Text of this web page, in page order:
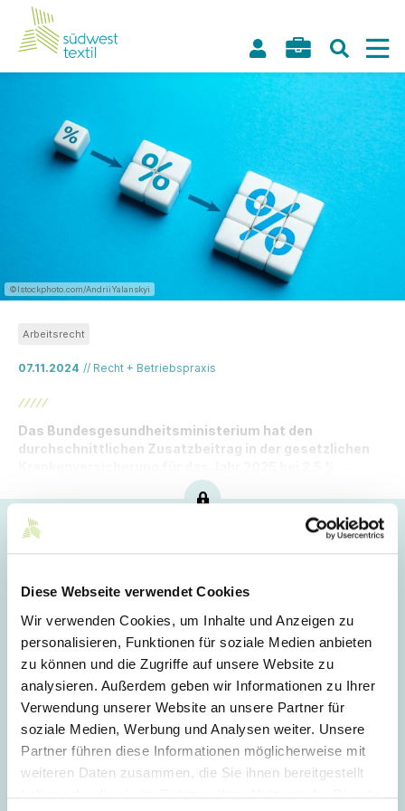
Diese Webseite verwendet Cookies
Wir verwenden Cookies, um Inhalte und Anzeigen zu
personalisieren, Funktionen für soziale Medien anbieten
zu können und die Zugriffe auf unsere Website zu
analysieren. Außerdem geben wir Informationen zu Ihrer
Verwendung unserer Website an unsere Partner für
soziale Medien, Werbung und Analysen weiter. Unsere
Partner führen diese Informationen möglicherweise mit
weiteren Daten zusammen, die Sie ihnen bereitgestellt
©Istockphoto.com/AndriiYalanskyi
07.11.2024 // Recht + Betriebspraxis
Arbeitsrecht
Das Bundesgesundheitsministerium hat den
durchschnittlichen Zusatzbeitrag in der gesetzlichen
festgelegt und bekanntgegeben.
Login
E-Mail
Passwort